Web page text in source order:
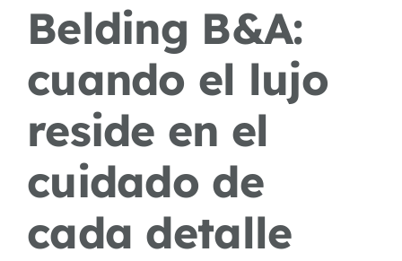
Belding B&A:
cuando el lujo
reside en el
cuidado de
cada detalle